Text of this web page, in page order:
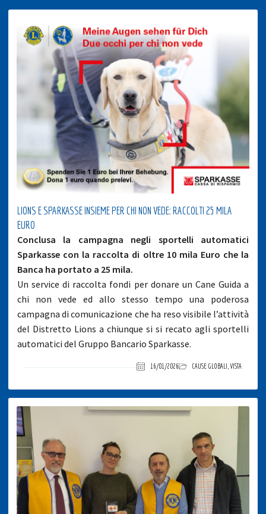
LIONS E SPARKASSE INSIEME PER CHI NON VEDE: RACCOLTI 25 MILA
EURO
Conclusa la campagna negli sportelli automatici
Sparkasse con la raccolta di oltre 10 mila Euro che la
Banca ha portato a 25 mila.
Un service di raccolta fondi per donare un Cane Guida a
chi non vede ed allo stesso tempo una poderosa
campagna di comunicazione che ha reso visibile l’attività
del Distretto Lions a chiunque si si recato agli sportelli
automatici del Gruppo Bancario Sparkasse.
16/01/2026 CAUSE GLOBALI ,VISTA